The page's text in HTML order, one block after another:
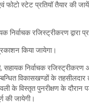
स्टेट प्रतियॉ तैयार की
रजिस्ट्रीकरण द्वारा
किया जायेगा।
निर्वाचक रजिस्ट्रीकरण
विकासखण्डों के
के विस्तृत पुनरीक्षण के
की जायेगी।